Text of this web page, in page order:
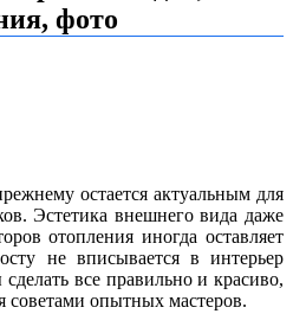
фото
остается актуальным для
Эстетика внешнего вида даже
отопления иногда оставляет
не вписывается в интерьер
все правильно и красиво,
советами опытных мастеров.